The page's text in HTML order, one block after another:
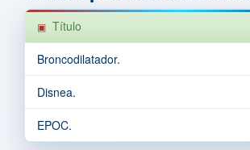
Título
Broncodilatador.
Disnea.
EPOC.